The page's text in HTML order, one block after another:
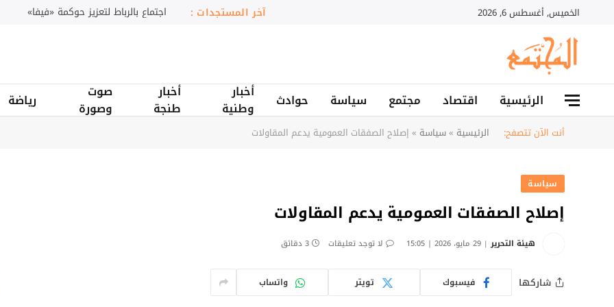
الخميس, أغسطس 6, 2026 آخر المستجدات : تراجع أصول صناديق الاستثمار بالمغرب
الرئيسية اقتصاد مجتمع سياسة حوادث
أخبار
وطنية
أخبار
طنجة
صوت
وصورة
رياضة
أنت الآن تتصفح: الرئيسية »سياسة » إصلاح الصفقات العمومية يدعم المقاولات
سياسة
إصلاح الصفقات العمومية يدعم المقاولات
هيئة التحرير 29 مايو، 2026 | 15:05 لا توجد تعليقات 3 دقائق
شاركها فيسبوك تويتر واتساب